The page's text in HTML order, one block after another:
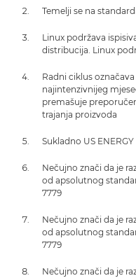
Temelji se na
Linux podržava
distribucija. Linux
Radni ciklus
najintenzivnijeg
premašuje
trajanja proizvoda
Sukladno US
Nečujno znači da je
od apsolutnog
7779
Nečujno znači da je
od apsolutnog
7779
Nečujno znači da je